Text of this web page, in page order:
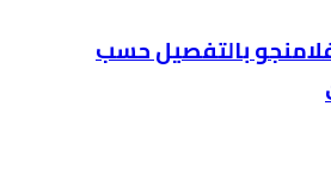
بالتفصيل حسب